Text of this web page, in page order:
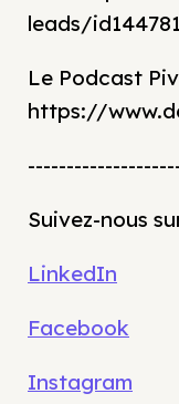
leads/
Le Podcast
https://
Suivez-nous
LinkedIn
Facebook
Instagram